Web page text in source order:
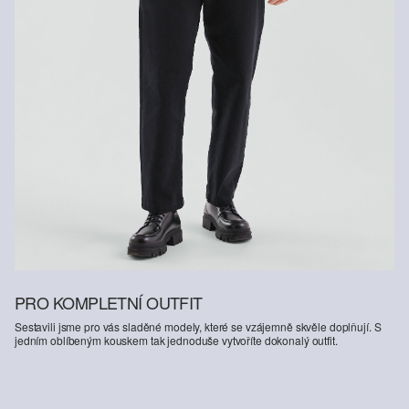
PRO KOMPLETNÍ OUTFIT
Sestavili jsme pro vás sladěné modely, které se vzájemně skvěle doplňují. S
jedním oblíbeným kouskem tak jednoduše vytvoříte dokonalý outfit.